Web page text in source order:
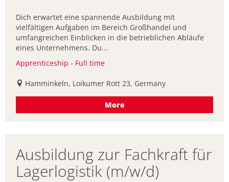
Dich erwartet eine spannende Ausbildung mit
vielfältigen Aufgaben im Bereich Großhandel und
umfangreichen Einblicken in die betrieblichen Abläufe
eines Unternehmens. Du...
Apprenticeship - Full time
Hamminkeln, Loikumer Rott 23, Germany
More
Ausbildung zur Fachkraft für
Lagerlogistik (m/w/d)